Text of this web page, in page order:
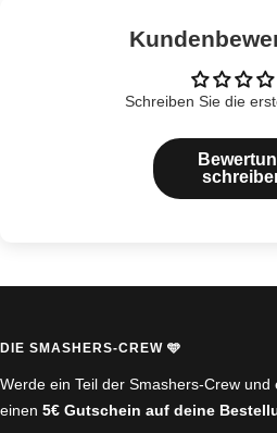
Schreiben Sie die
DIE SMASHERS-CREW 🩵
Werde ein Teil der Smashers-Crew und
einen 5€ Gutschein auf deine